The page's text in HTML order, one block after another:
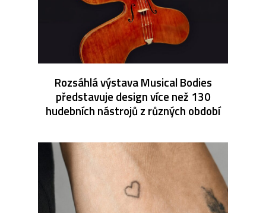
Rozsáhlá výstava Musical Bodies
představuje design více než 130
hudebních nástrojů z různých období